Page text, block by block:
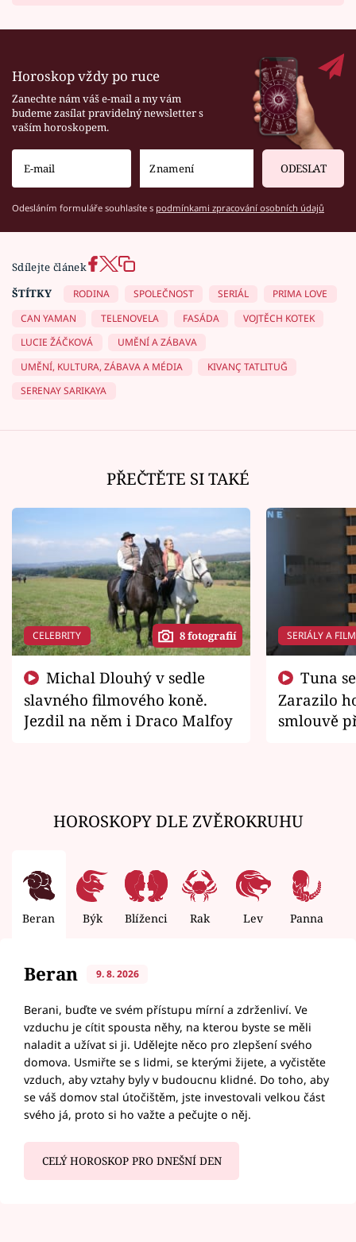
Horoskop vždy po ruce
Zanechte nám váš e-mail a my vám
budeme zasílat pravidelný newsletter s
vaším horoskopem.
ODESLAT
Odesláním formuláře souhlasíte s podmínkami zpracování osobních údajů
Sdílejte článek
ŠTÍTKY
RODINA SPOLEČNOST SERIÁL
PRIMA LOVE
CAN YAMAN
TELENOVELA FASÁDA
VOJTĚCH KOTEK
LUCIE ŽÁČKOVÁ
UMĚNÍ A ZÁBAVA
UMĚNÍ, KULTURA, ZÁBAVA A MÉDIA
KIVANÇ TATLITUĞ
SERENAY SARIKAYA
PŘEČTĚTE SI TAKÉ
CELEBRITY 8 fotografií
slavného filmového koně.
Jezdil na něm i Draco Malfoy
SERIÁLY A
Zarazilo
smlouvě
HOROSKOPY DLE ZVĚROKRUHU
Beran Býk Blíženci Rak Lev Panna
Beran 9. 8. 2026
Berani, buďte ve svém přístupu mírní a zdrženliví. Ve
vzduchu je cítit spousta něhy, na kterou byste se měli
naladit a užívat si ji. Udělejte něco pro zlepšení svého
domova. Usmiřte se s lidmi, se kterými žijete, a vyčistěte
vzduch, aby vztahy byly v budoucnu klidné. Do toho, aby
se váš domov stal útočištěm, jste investovali velkou část
svého já, proto si ho važte a pečujte o něj.
CELÝ HOROSKOP PRO DNEŠNÍ DEN